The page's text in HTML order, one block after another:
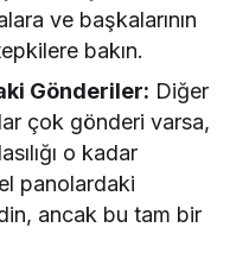
ve başkalarının
bakın.
Gönderiler: Diğer
çok gönderi varsa,
o kadar
panolardaki
ancak bu tam bir